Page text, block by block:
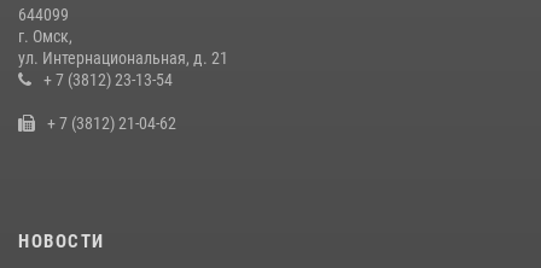
Росгвардия обеспечила безопасность уникального передвижного
музея «Поезд Победы» в Омске
644099
г. Омск,
ул. Интернациональная, д. 21
+ 7 (3812) 23-13-54
+ 7 (3812) 21-04-62
НОВОСТИ